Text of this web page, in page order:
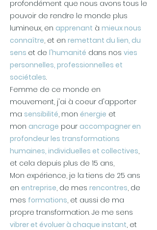
profondément que nous avons tous le
pouvoir de rendre le monde plus
lumineux, en apprenant à mieux nous
connaître, et en remettant du lien, du
sens et de l'humanité dans nos vies
personnelles, professionnelles et
sociétales.
Femme de ce monde en
mouvement, j'ai à coeur d'apporter
ma sensibilité, mon énergie et
mon ancrage pour accompagner en
profondeur les transformations
humaines, individuelles et collectives,
et cela depuis plus de 15 ans,
Mon expérience, je la tiens de 25 ans
en entreprise, de mes rencontres, de
mes formations, et aussi de ma
propre transformation. Je me sens
vibrer et évoluer à chaque instant, et